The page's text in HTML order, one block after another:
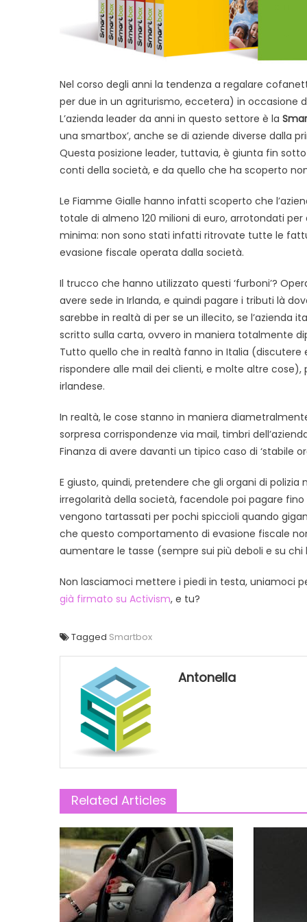
Nel corso degli anni la tendenza a regalare
per due in un agriturismo, eccetera) in occasione
L’azienda leader da anni in questo settore è la
una smartbox’, anche se di aziende diverse dalla
Questa posizione leader, tuttavia, è giunta fin
conti della società, e da quello che ha scoperto
Le Fiamme Gialle hanno infatti scoperto che
totale di almeno 120 milioni di euro, arrotondati
minima: non sono stati infatti ritrovate tutte le
evasione fiscale operata dalla società.
Il trucco che hanno utilizzato questi ‘furboni’?
avere sede in Irlanda, e quindi pagare i tributi là
sarebbe in realtà di per se un illecito, se
scritto sulla carta, ovvero in maniera totalmente
Tutto quello che in realtà fanno in Italia
rispondere alle mail dei clienti, e molte altre
irlandese.
In realtà, le cose stanno in maniera
sorpresa corrispondenze via mail, timbri
Finanza di avere davanti un tipico caso di ‘stabile
E giusto, quindi, pretendere che gli organi di
irregolarità della società, facendole poi pagare
vengono tartassati per pochi spiccioli quando
che questo comportamento di evasione fiscale
aumentare le tasse (sempre sui più deboli e su chi
Non lasciamoci mettere i piedi in testa, uniamoci
già firmato su Activism, e tu?
Tagged Smartbox
Antonella
Related Articles